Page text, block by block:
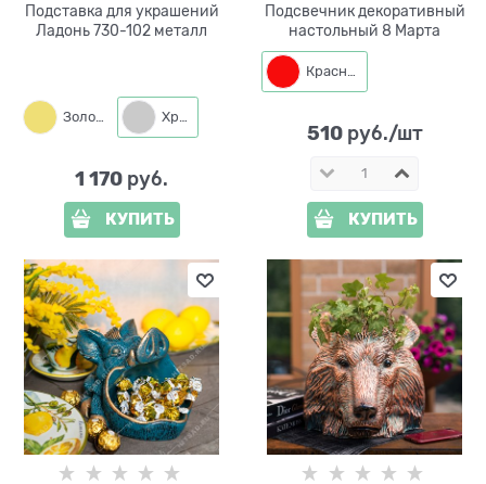
Подставка для украшений
Ладонь 730-102 металл
Золото Хром
1 170 руб.
КУПИТЬ
Подсвечник декоративный
настольный 8 Марта
Красный
510 руб./шт
КУПИТЬ